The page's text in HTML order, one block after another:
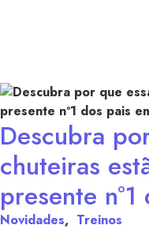
Descubra
chuteiras
presente
Novidades, Treinos